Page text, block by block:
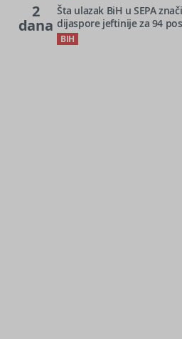
2
dana
Šta ulazak BiH u SEPA
dijaspore jeftinije za 94
BIH